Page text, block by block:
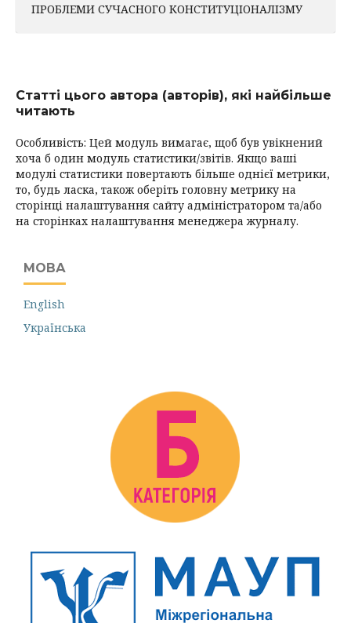
ПРОБЛЕМИ СУЧАСНОГО КОНСТИТУЦІОНАЛІЗМУ
Статті цього автора (авторів), які найбільше
читають
Особливість: Цей модуль вимагає, щоб був увікнений
хоча б один модуль статистики/звітів. Якщо ваші
модулі статистики повертають більше однієї метрики,
то, будь ласка, також оберіть головну метрику на
сторінці налаштування сайту адміністратором та/або
на сторінках налаштування менеджера журналу.
МОВА
English
Українська